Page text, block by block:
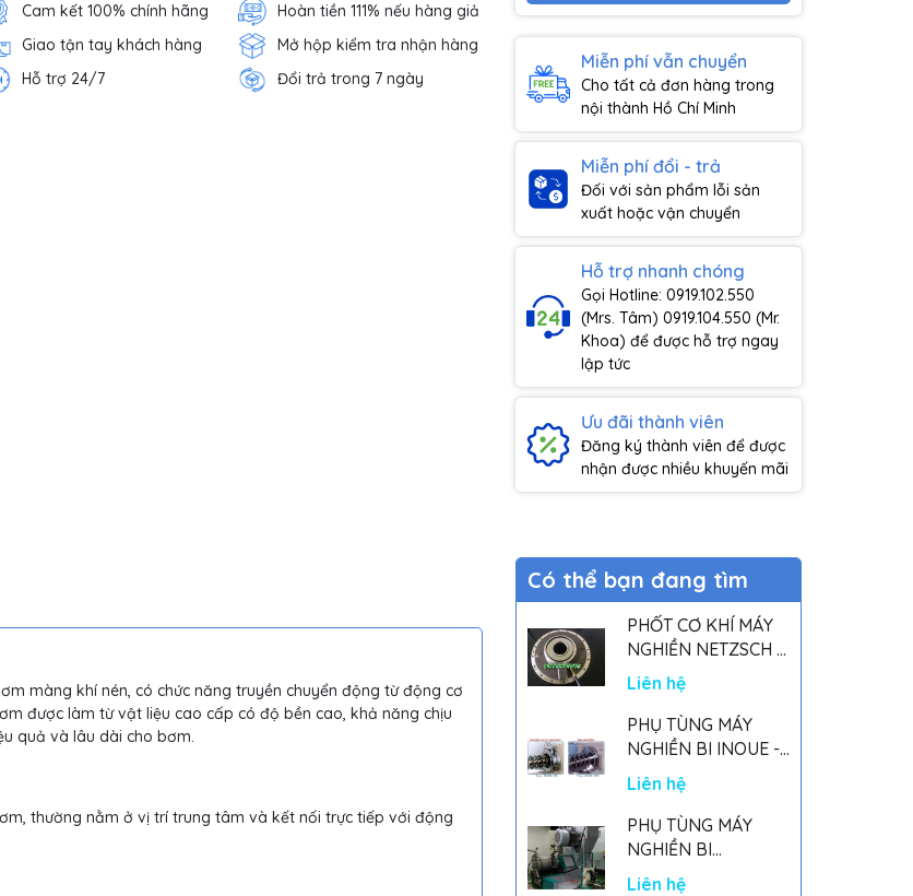
Cam kết 100% chính hãng
Hoàn tiền 111% nếu hàng giả
Giao tận tay khách hàng
Mở hộp kiểm tra nhận hàng
Hỗ trợ 24/7
Đổi trả trong 7 ngày
Miễn phí vẫn chuyển
Cho tất cả đơn hàng trong
nội thành Hồ Chí Minh
Miễn phí đổi - trả
Đối với sản phẩm lỗi sản
xuất hoặc vận chuyển
Hỗ trợ nhanh chóng
Gọi Hotline: 0919.102.550
(Mrs. Tâm) 0919.104.550 (Mr.
Khoa) để được hỗ trợ ngay
lập tức
Ưu đãi thành viên
Đăng ký thành viên để được
nhận được nhiều khuyến mãi
màng khí nén, có chức năng truyền chuyển động từ động cơ
được làm từ vật liệu cao cấp có độ bền cao, khả năng chịu
quả và lâu dài cho bơm.
thường nằm ở vị trí trung tâm và kết nối trực tiếp với động
Có thể bạn đang tìm
PHỐT CƠ KHÍ MÁY
NGHIỀN NETZSCH -
GERMANY
Liên hệ
PHỤ TÙNG MÁY
NGHIỀN BI INOUE -
PARTS FOR MHGII-
50 MIGHTY MILL
MARK II
Liên hệ
PHỤ TÙNG MÁY
NGHIỀN BI
NETSZCH
Liên hệ